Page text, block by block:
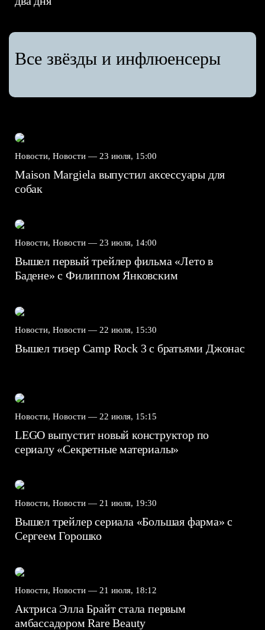
Все звёзды и инфлюенсеры
Новости, Новости — 23 июля, 15:00
Maison Margiela выпустил аксессуары для
собак
Новости, Новости — 23 июля, 14:00
Вышел первый трейлер фильма «Лето в
Бадене» с Филиппом Янковским
Новости, Новости — 22 июля, 15:30
Вышел тизер Camp Rock 3 с братьями Джонас
Новости, Новости — 22 июля, 15:15
LEGO выпустит новый конструктор по
сериалу «Секретные материалы»
Новости, Новости — 21 июля, 19:30
Вышел трейлер сериала «Большая фарма» с
Сергеем Горошко
Новости, Новости — 21 июля, 18:12
Актриса Элла Брайт стала первым
амбассадором Rare Beauty